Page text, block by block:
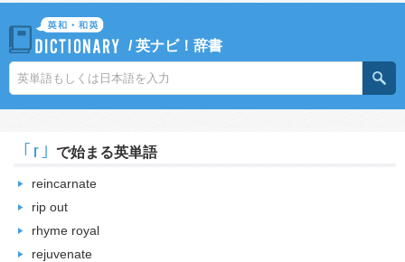
/英ナビ！辞書
｢r｣ で始まる英単語
reincarnate
rip out
rhyme royal
rejuvenate